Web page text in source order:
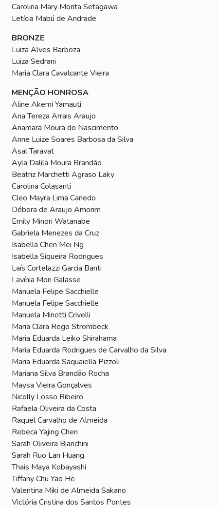
Carolina Mary Morita Setagawa
Letícia Mabú de Andrade
BRONZE
Luiza Alves Barboza
Luiza Sedrani
Maria Clara Cavalcante Vieira
MENÇÃO HONROSA
Aline Akemi Yamauti
Ana Tereza Arrais Araujo
Anamara Moura do Nascimento
Anne Luize Soares Barbosa da Silva
Asal Taravat
Ayla Dalila Moura Brandão
Beatriz Marchetti Agraso Laky
Carolina Colasanti
Cleo Mayra Lima Canedo
Débora de Araujo Amorim
Emily Minori Watanabe
Gabriela Menezes da Cruz
Isabella Chen Mei Ng
Isabella Siqueira Rodrigues
Laís Cortelazzi Garcia Banti
Lavínia Mori Galasse
Manuela Felipe Sacchielle
Manuela Felipe Sacchielle
Manuela Minotti Crivelli
Maria Clara Rego Strombeck
Maria Eduarda Leiko Shirahama
Maria Eduarda Rodrigues de Carvalho da Silva
Maria Eduarda Saquaiella Pizzoli
Mariana Silva Brandão Rocha
Maysa Vieira Gonçalves
Nicolly Losso Ribeiro
Rafaela Oliveira da Costa
Raquel Carvalho de Almeida
Rebeca Yajing Chen
Sarah Oliveira Bianchini
Sarah Ruo Lan Huang
Thais Maya Kobayashi
Tiffany Chu Yao He
Valentina Miki de Almeida Sakano
Victória Cristina dos Santos Pontes